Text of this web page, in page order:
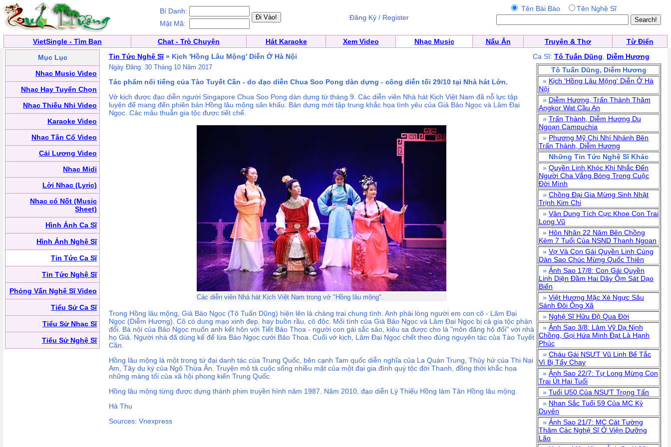
Bí Danh:
Mật Mã:
Đăng Ký / Register
Tên Bài Báo Tên Nghệ Sĩ
VietSingle - Tìm Bạn Chat - Trò Chuyện Hát Karaoke Xem Video Nhạc Music Nấu Ăn Truyện & Thơ
Từ Điển
Mục Lục
Nhạc Music Video
Nhạc Hay Tuyển Chọn
Nhạc Thiếu Nhi Video
Karaoke Video
Nhạc Tân Cổ Video
Cải Lương Video
Nhạc Midi
Lời Nhạc (Lyric)
Nhạc có Nốt (Music
Sheet)
Hình Ảnh Ca Sĩ
Hình Ảnh Nghệ Sĩ
Tin Tức Ca Sĩ
Tin Tức Nghệ Sĩ
Phỏng Vấn Nghệ Sĩ Video
Tiểu Sử Ca Sĩ
Tiểu Sử Nhạc Sĩ
Tiểu Sử Nghệ Sĩ
Tin Tức Nghệ Sĩ» Kịch 'Hồng Lâu Mộng' Diễn Ở Hà Nội Ca Sĩ: Tô Tuấn Dũng Diễm Hương
Ngày Đăng: 30 Tháng 10 Năm 2017
Tác phẩm nổi tiếng của Tào Tuyết Cần - do đạo diễn Chua Soo Pong dàn dựng - công diễn tối 29/10 tại Nhà hát Lớn.
Vở kịch được đạo diễn người Singapore Chua Soo Pong dàn dựng từ tháng 9. Các diễn viên Nhà hát Kịch Việt Nam đã nỗ lực tập
luyện để mang đến phiên bản Hồng lâu mộng sân khấu. Bản dựng mới tập trung khắc họa tình yêu của Giả Bảo Ngọc và Lâm Đại
Ngọc. Các mâu thuẫn gia tộc được tiết chế.
Các diễn viên Nhà hát Kịch Việt Nam trong vở "Hồng lâu mộng".
Trong Hồng lâu mộng, Giả Bảo Ngọc (Tô Tuấn Dũng) hiện lên là chàng trai chung tình. Anh phải lòng người em con cô - Lâm Đại
Ngọc (Diễm Hương). Cô có dung mạo xinh đẹp, hay buồn rầu, cô độc. Mối tình của Giả Bảo Ngọc và Lâm Đại Ngọc bị cả gia tộc phản
đối. Bà nội của Bảo Ngọc muốn anh kết hôn với Tiết Bảo Thoa - người con gái sắc sảo, kiêu sa được cho là "môn đăng hộ đối" với nhà
họ Giả. Người nhà đã dùng kế để lừa Bảo Ngọc cưới Bảo Thoa. Cuối vở kịch, Lâm Đại Ngọc chết theo đúng nguyên tác của Tào Tuyết
Cần.
Hồng lâu mộng là một trong tứ đại danh tác của Trung Quốc, bên cạnh Tam quốc diễn nghĩa của La Quán Trung, Thủy hử của Thi Nại
Am, Tây du ký của Ngô Thừa Ân. Truyện mô tả cuộc sống nhiều mặt của một đại gia đình quý tộc đời Thanh, đồng thời khắc họa
những mảng tối của xã hội phong kiến Trung Quốc.
Hồng lâu mộng từng được dựng thành phim truyền hình năm 1987. Năm 2010, đạo diễn Lý Thiếu Hồng làm Tân Hồng lâu mộng.
Hà Thu
Sources: Vnexpress
Tô Tuấn Dũng, Diễm Hương
» Kịch 'Hồng Lâu Mộng' Diễn Ở Hà
Nội
» Diễm Hương, Trấn Thành Thăm
Angkor Wat Cầu An
» Trấn Thành, Diễm Hương Du
Ngoạn Campuchia
» Phương Mỹ Chi Nhí Nhảnh Bên
Trấn Thành, Diễm Hương
Những Tin Tức Nghệ Sĩ Khác
» Quyền Linh Khóc Khi Nhắc Đến
Người Cha Vắng Bóng Trong Cuộc
Đời Mình
» Chồng Đại Gia Mừng Sinh Nhật
Trịnh Kim Chi
» Vân Dung Tích Cực Khoe Con Trai
Long Vũ
» Hôn Nhân 22 Năm Bên Chồng
Kém 7 Tuổi Của NSND Thanh Ngoan
» Vợ Và Con Gái Quyền Linh Cùng
Dàn Sao Chúc Mừng Quốc Thiên
» Ảnh Sao 17/8: Con Gái Quyền
Linh Diện Đầm Hai Dây Ôm Sát Dạo
Biển
» Việt Hương Mặc Xẻ Ngực Sâu
Sánh Đôi Ông Xã
» Nghệ Sĩ Hữu Độ Qua Đời
» Ảnh Sao 3/8: Lâm Vỹ Dạ Nịnh
Chồng, Gọi Hứa Minh Đạt Là Hạnh
Phúc
» Cháu Gái NSƯT Vũ Linh Bế Tắc
Vì Bị Tẩy Chay
» Ảnh Sao 22/7: Tự Long Mừng Con
Trai Út Hai Tuổi
» Tuổi U50 Của NSƯT Trọng Tấn
» Nhan Sắc Tuổi 59 Của MC Kỳ
Duyên
» Ảnh Sao 21/7: MC Cát Tường
Thăm Các Nghệ Sĩ Ở Viện Dưỡng
Lão